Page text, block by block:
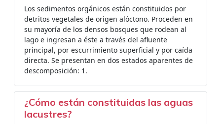
Los sedimentos orgánicos están constituidos por
detritos vegetales de origen alóctono. Proceden en
su mayoría de los densos bosques que rodean al
lago e ingresan a éste a través del afluente
principal, por escurrimiento superficial y por caída
directa. Se presentan en dos estados aparentes de
descomposición: 1.
¿Cómo están constituidas las aguas
lacustres?